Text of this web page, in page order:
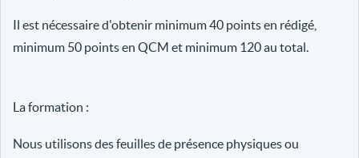
Il est nécessaire d'obtenir minimum 40 points en rédigé,
minimum 50 points en QCM et minimum 120 au total.
La formation :
Nous utilisons des feuilles de présence physiques ou